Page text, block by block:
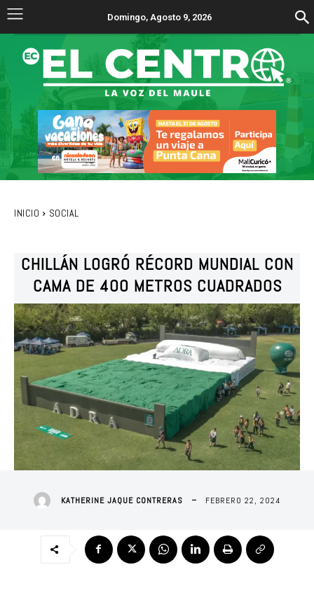
Domingo, Agosto 9, 2026
INICIO SOCIAL
CHILLÁN LOGRÓ RÉCORD MUNDIAL CON
CAMA DE 400 METROS CUADRADOS
KATHERINE JAQUE CONTRERAS FEBRERO 22, 2024